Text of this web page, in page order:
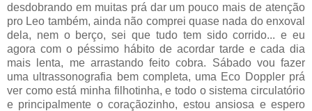
desdobrando em muitas prá dar um pouco mais de atenção
pro Leo também, ainda não comprei quase nada do enxoval
dela, nem o berço, sei que tudo tem sido corrido... e eu
agora com o péssimo hábito de acordar tarde e cada dia
mais lenta, me arrastando feito cobra. Sábado vou fazer
uma ultrassonografia bem completa, uma Eco Doppler prá
ver como está minha filhotinha, e todo o sistema circulatório
e principalmente o coraçãozinho, estou ansiosa e espero